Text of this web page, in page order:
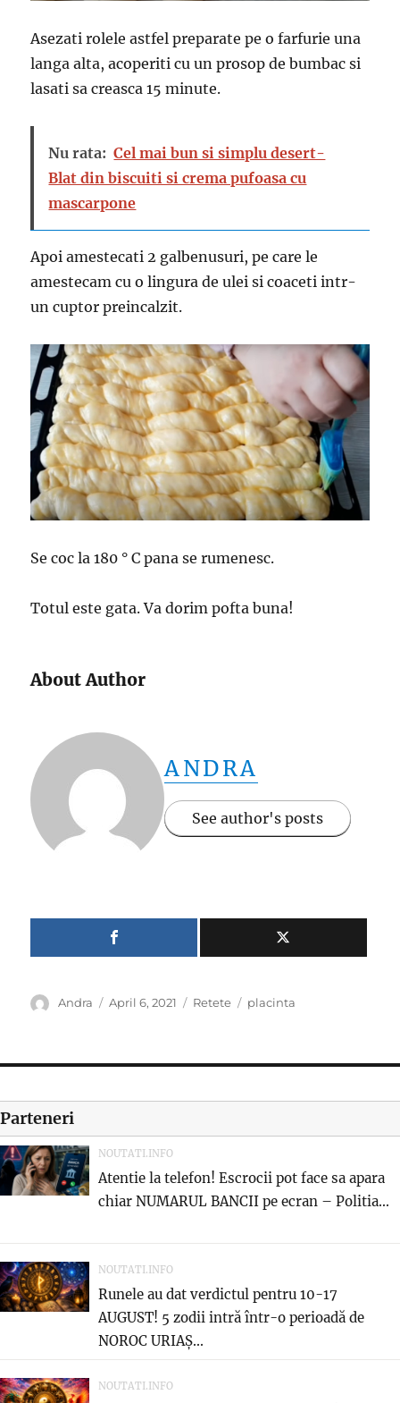
Asezati rolele astfel preparate pe o farfurie una
langa alta, acoperiti cu un prosop de bumbac si
lasati sa creasca 15 minute.
Nu rata: Cel mai bun si simplu desert-
Blat din biscuiti si crema pufoasa cu
mascarpone
Apoi amestecati 2 galbenusuri, pe care le
amestecam cu o lingura de ulei si coaceti intr-
un cuptor preincalzit.
Se coc la 180 ° C pana se rumenesc.
Totul este gata. Va dorim pofta buna!
About Author
ANDRA
See author's posts
Author
Andra
Posted
April 6, 2021 Categories
Retete Tags
placinta
Parteneri
NOUTATI.INFO
Atentie la telefon! Escrocii pot face sa apara
chiar NUMARUL BANCII pe ecran – Politia...
NOUTATI.INFO
Runele au dat verdictul pentru 10-17
AUGUST! 5 zodii intră într-o perioadă de
NOROC URIAȘ...
NOUTATI.INFO